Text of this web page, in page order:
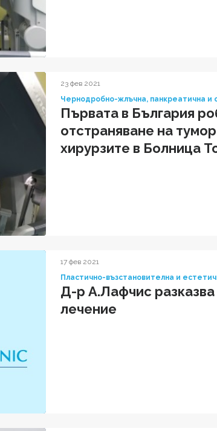
23 фев 2021
Чернодробно-жлъчна, панкреатична и
Първата в България
отстраняване на
хирурзите в Болница
17 фев 2021
Пластично-възстановителна и
Д-р А.Лафчис разказва
лечение